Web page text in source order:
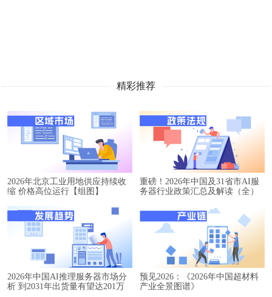
精彩推荐
2026年北京工业用地供应持续收
缩 价格高位运行【组图】
重磅！2026年中国及31省市AI服
务器行业政策汇总及解读（全）
2026年中国AI推理服务器市场分
析 到2031年出货量有望达201万
预见2026：《2026年中国超材料
产业全景图谱》